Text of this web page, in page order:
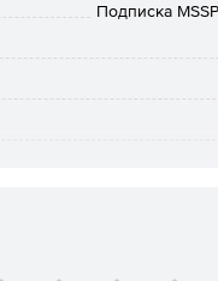
мандатов, таких как
устройств защиты
Подписка